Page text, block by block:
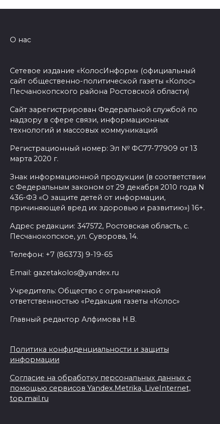
Меры поддержки после ЧС
07 августа 2026 17:48
На Дону обсудили
взаимодействие участников
период ЕДГ-2026
В Ростове доходный дом
Емельяновых на Большой
Садовой, 94, обследуют
специалисты
07 августа 2026 17:03
Бетон и влага: эксперт ЮФУ
объяснил, почему
ростовчанам тяжело
переносить жару
ВСЕ КАК ЕСТЬ. Исчезающая
сирот...
07 августа 2026 16:11
О нас
Сетевое издание «КолосИнформ» (официальный
сайт общественно-политической газеты «Колос»
Песчанокопского района Ростовской области)
Сайт зарегистрирован Федеральной службой по
надзору в сфере связи, информационных
технологий и массовых коммуникаций
Регистрационный номер: Эл № ФС77-77909 от 13
марта 2020 г.
Знак информационной продукции (в соответствии
с Федеральным законом от 29 декабря 2010 года N
436-ФЗ «О защите детей от информации,
причиняющей вред их здоровью и развитию») 16+.
Адрес редакции: 347572, Ростовская область, с.
Песчанокопское, ул. Суворова, 14.
Телефон: +7 (86373) 9-19-65
Email: gazetakolos@yandex.ru
Учредитель: Общество с ограниченной
ответственностью «Редакция газеты «Колос»
Главный редактор Алфимова Н.В.
Политика конфиденциальности и защиты
информации
Согласие на обработку персональных данных с
помощью сервисов Yandex.Metrika, LiveInternet,
top.mail.ru